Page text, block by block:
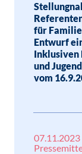
für
Entwurf
Inklusiven
und
vom
07.11.2023